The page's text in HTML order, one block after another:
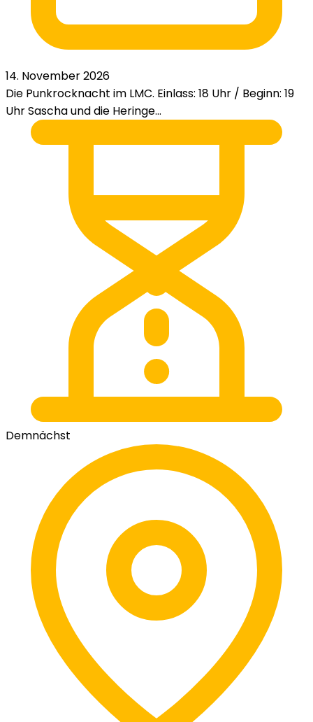
14. November 2026
Die Punkrocknacht im LMC. Einlass: 18 Uhr / Beginn: 19
Uhr Sascha und die Heringe...
Demnächst